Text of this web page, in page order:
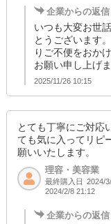
企業からの返信
いつも大変お世
とうございます
りご不便をおか
お願い申し上げま
2025/11/26 10:15
とても丁寧にご対応
ても気に入ってリピ
願いいたします。
理容・美容業
最終購入日 2024/
2024/2/8 21:12
企業からの返信